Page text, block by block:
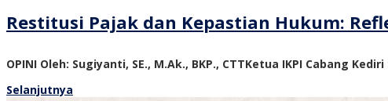
Restitusi Pajak dan Kepastian Hukum:
OPINI Oleh: Sugiyanti, SE., M.Ak., BKP., CTTKetua IKPI Cabang
Selanjutnya